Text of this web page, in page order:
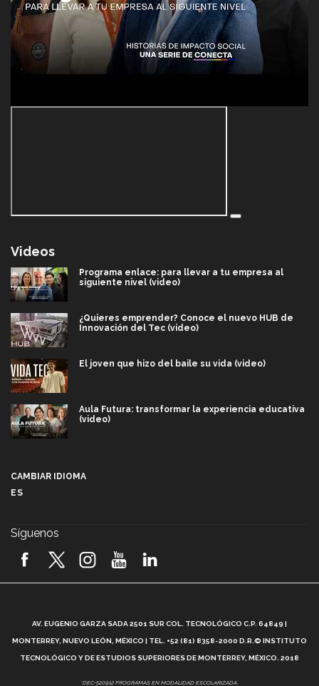
Videos
Programa enlace: para llevar a tu empresa al
siguiente nivel (video)
¿Quieres emprender? Conoce el nuevo HUB de
Innovación del Tec (video)
El joven que hizo del baile su vida (video)
Aula Futura: transformar la experiencia educativa
(video)
2026! (video)
¿Cómo es el Modelo Educativo Tec? (video)
Vida Tec: Feminismo e Inteligencia Artificial, Paola
CAMBIAR IDIOMA
ES
Síguenos
AV. EUGENIO GARZA SADA 2501 SUR COL. TECNOLÓGICO C.P. 64849 |
MONTERREY, NUEVO LEÓN, MÉXICO | TEL. +52 (81) 8358-2000 D.R.© INSTITUTO
TECNOLÓGICO Y DE ESTUDIOS SUPERIORES DE MONTERREY, MÉXICO. 2018
*DEC-520912 PROGRAMAS EN MODALIDAD ESCOLARIZADA.